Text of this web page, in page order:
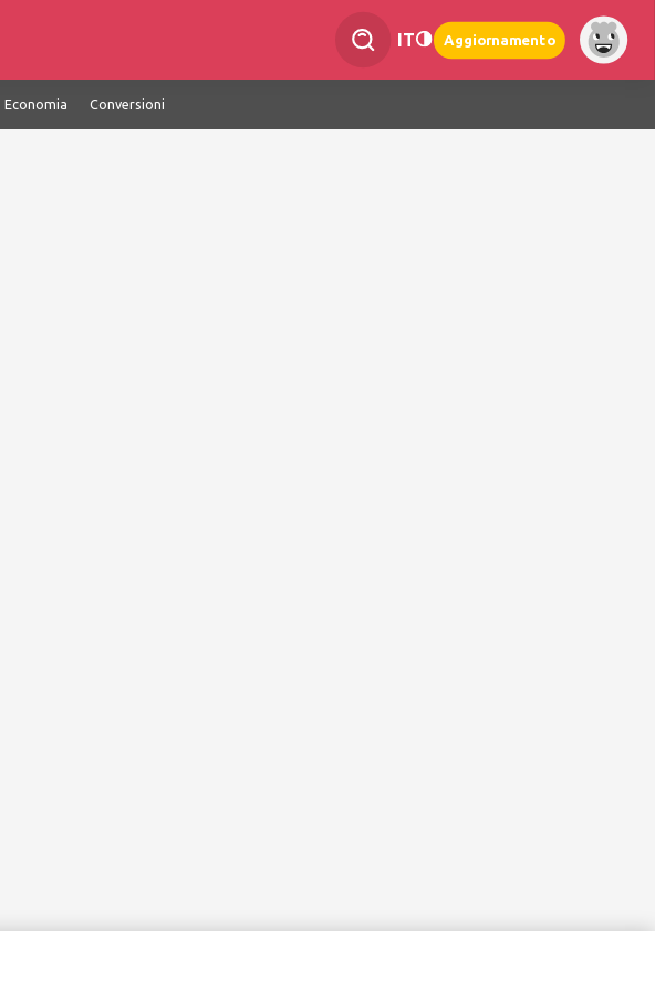
IT Aggiornamento
Economia Conversioni